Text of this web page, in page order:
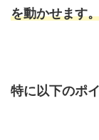
を動かせます
特に以下のポ